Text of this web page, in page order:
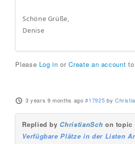
Schöne Grüße,
Denise
Please Log in orCreate an account
3 years 9 months ago #17925 by
Replied by ChristianSch on topic
Verfügbare Plätze in der Listen